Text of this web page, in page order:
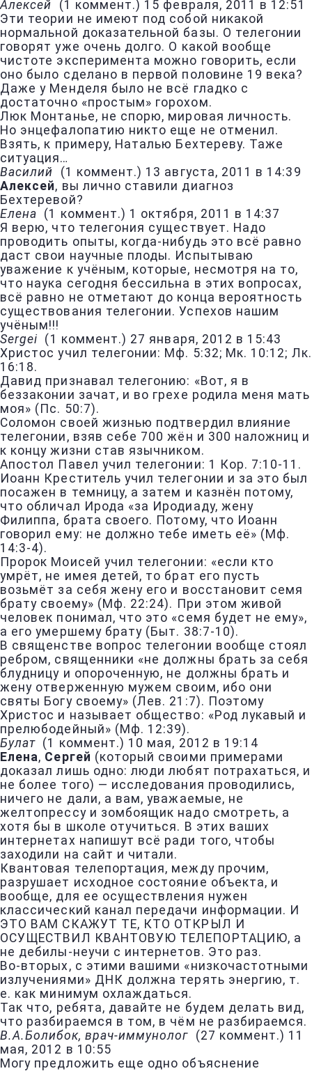
Алексей (1 коммент.) 15 февраля, 2011 в 12:51
Эти теории не имеют под собой никакой
нормальной доказательной базы. О телегонии
говорят уже очень долго. О какой вообще
чистоте эксперимента можно говорить, если
оно было сделано в первой половине 19 века?
Даже у Менделя было не всё гладко с
достаточно «простым» горохом.
Люк Монтанье, не спорю, мировая личность.
Но энцефалопатию никто еще не отменил.
Взять, к примеру, Наталью Бехтереву. Таже
ситуация…
Василий (1 коммент.) 13 августа, 2011 в 14:39
Алексей, вы лично ставили диагноз
Бехтеревой?
Елена (1 коммент.) 1 октября, 2011 в 14:37
Я верю, что телегония существует. Надо
проводить опыты, когда-нибудь это всё равно
даст свои научные плоды. Испытываю
уважение к учёным, которые, несмотря на то,
что наука сегодня бессильна в этих вопросах,
всё равно не отметают до конца вероятность
существования телегонии. Успехов нашим
учёным!!!
Sergei ( 1 коммент.) 27 января, 2012 в 15:43
Христос учил телегонии: Мф. 5:32; Мк. 10:12; Лк.
16:18.
Давид признавал телегонию: «Вот, я в
беззаконии зачат, и во грехе родила меня мать
моя» (Пс. 50:7).
Соломон своей жизнью подтвердил влияние
телегонии, взяв себе 700 жён и 300 наложниц и
к концу жизни став язычником.
Апостол Павел учил телегонии: 1 Кор. 7:10-11.
Иоанн Креститель учил телегонии и за это был
посажен в темницу, а затем и казнён потому,
что обличал Ирода «за Иродиаду, жену
Филиппа, брата своего. Потому, что Иоанн
говорил ему: не должно тебе иметь её» (Мф.
14:3-4).
Пророк Моисей учил телегонии: «если кто
умрёт, не имея детей, то брат его пусть
возьмёт за себя жену его и восстановит семя
брату своему» (Мф. 22:24). При этом живой
человек понимал, что это «семя будет не ему»,
а его умершему брату (Быт. 38:7-10).
В священстве вопрос телегонии вообще стоял
ребром, священники «не должны брать за себя
блудницу и опороченную, не должны брать и
жену отверженную мужем своим, ибо они
святы Богу своему» (Лев. 21:7). Поэтому
Христос и называет общество: «Род лукавый и
прелюбодейный» (Мф. 12:39).
Булат (1 коммент.) 10 мая, 2012 в 19:14
Елена, Сергей (который своими примерами
доказал лишь одно: люди любят потрахаться, и
не более того) — исследования проводились,
ничего не дали, а вам, уважаемые, не
желтопрессу и зомбоящик надо смотреть, а
хотя бы в школе отучиться. В этих ваших
интернетах напишут всё ради того, чтобы
заходили на сайт и читали.
Квантовая телепортация, между прочим,
разрушает исходное состояние объекта, и
вообще, для ее осуществления нужен
классический канал передачи информации. И
ЭТО ВАМ СКАЖУТ ТЕ, КТО ОТКРЫЛ И
ОСУЩЕСТВИЛ КВАНТОВУЮ ТЕЛЕПОРТАЦИЮ, а
не дебилы-неучи с интернетов. Это раз.
Во-вторых, с этими вашими «низкочастотными
излучениями» ДНК должна терять энергию, т.
е. как минимум охлаждаться.
Так что, ребята, давайте не будем делать вид,
что разбираемся в том, в чём не разбираемся.
В.А.Болибок, врач-иммунолог (27 коммент.) 11
мая, 2012 в 10:55
Могу предложить еще одно объяснение